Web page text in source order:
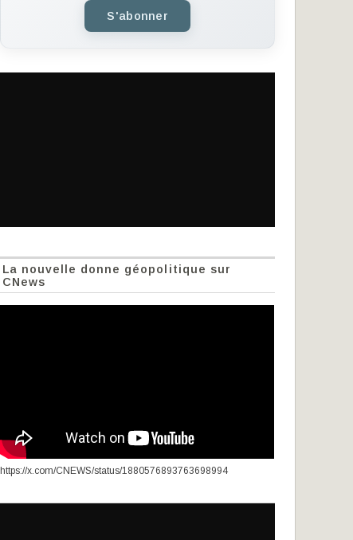
S'abonner
La nouvelle donne géopolitique sur
CNews
https://x.com/CNEWS/status/1880576893763698994